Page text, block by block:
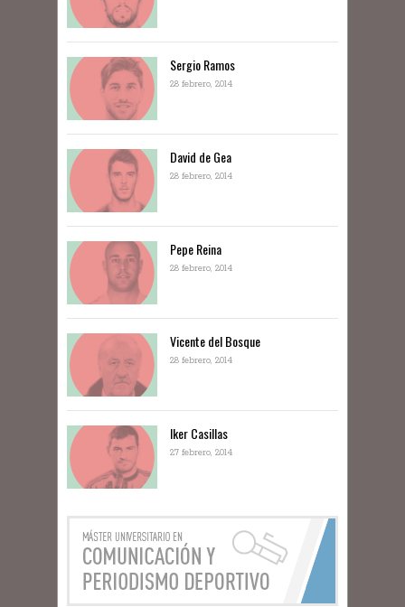
Sergio Ramos
28 febrero, 2014
David de Gea
28 febrero, 2014
Pepe Reina
28 febrero, 2014
Vicente del Bosque
28 febrero, 2014
Iker Casillas
27 febrero, 2014